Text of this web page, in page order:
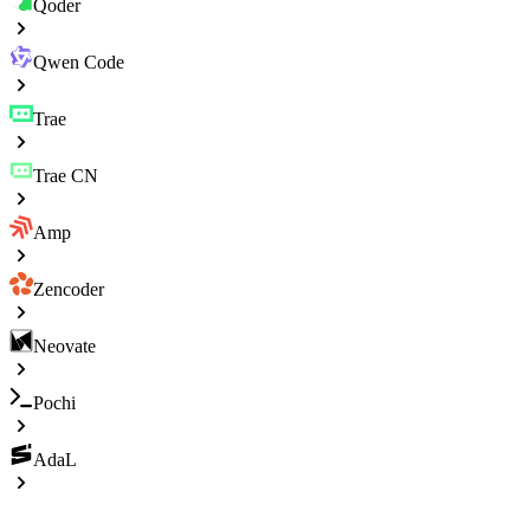
Qoder
Qwen Code
Trae
Trae CN
Amp
Zencoder
Neovate
Pochi
AdaL